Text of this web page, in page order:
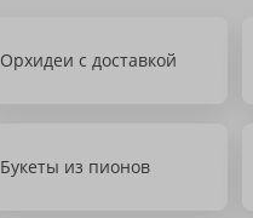
Орхидеи с доставкой
Букеты из пионов